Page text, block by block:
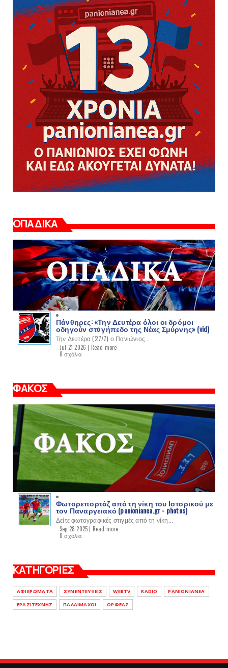
ΟΠΑΔΙΚΑ
Πάνθηρες: «Την Δευτέρα όλοι οι δρόμοι
οδηγούν στo γήπεδο της Νέας Σμύρνης» (vid)
Την Δευτέρα (27/7) ο Πανιώνιος...
Jul 21 2026 | Read more
0 σχόλια
ΦΑΚΟΣ
Φωτορεπορτάζ από τη νίκη του Ιστορικού με
τον Παναργειακό (panionianea.gr - photos)
Δείτε φωτογραφικές στιγμές από τη νίκη...
Sep 28 2025 | Read more
0 σχόλια
ΚΑΤΗΓΟΡΙΕΣ
ΑΦΙΕΡΩΜΑΤΑ ΣΥΝΕΝΤΕΥΞΕΙΣ WEBTV RADIO
PANIONIANEA
ΕΡΑΣΙΤΕΧΝΗΣ
ΠΑΛΑΙΜΑΧΟΙ ΟΡΦΕΑΣ